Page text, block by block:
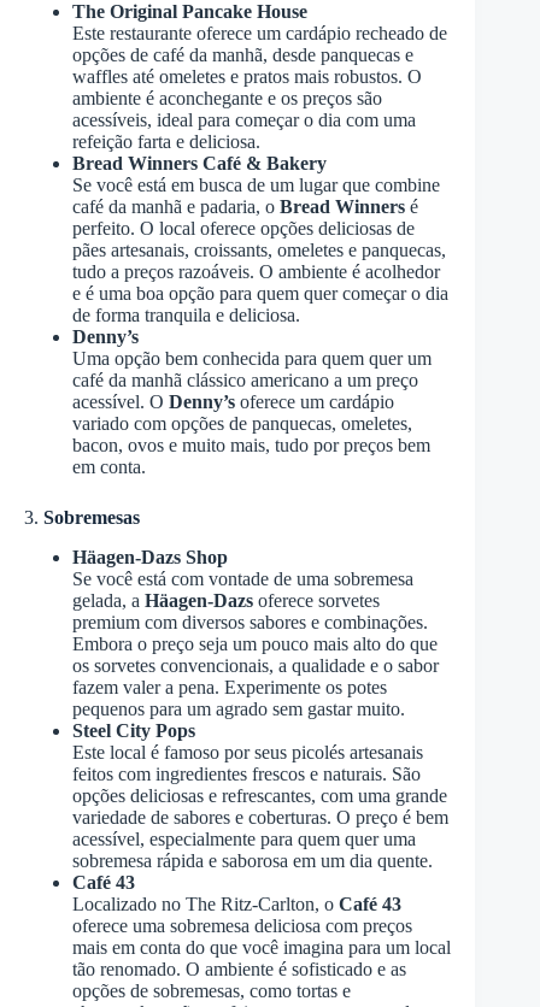
The Original Pancake House
Este restaurante oferece um cardápio recheado de
opções de café da manhã, desde panquecas e
waffles até omeletes e pratos mais robustos. O
ambiente é aconchegante e os preços são
acessíveis, ideal para começar o dia com uma
refeição farta e deliciosa.
Bread Winners Café & Bakery
Se você está em busca de um lugar que combine
café da manhã e padaria, o Bread Winners é
perfeito. O local oferece opções deliciosas de
pães artesanais, croissants, omeletes e panquecas,
tudo a preços razoáveis. O ambiente é acolhedor
e é uma boa opção para quem quer começar o dia
de forma tranquila e deliciosa.
Denny’s
Uma opção bem conhecida para quem quer um
café da manhã clássico americano a um preço
acessível. O Denny’s oferece um cardápio
variado com opções de panquecas, omeletes,
bacon, ovos e muito mais, tudo por preços bem
em conta.
3. Sobremesas
Häagen-Dazs Shop
Se você está com vontade de uma sobremesa
gelada, a Häagen-Dazs oferece sorvetes
premium com diversos sabores e combinações.
Embora o preço seja um pouco mais alto do que
os sorvetes convencionais, a qualidade e o sabor
fazem valer a pena. Experimente os potes
pequenos para um agrado sem gastar muito.
Steel City Pops
Este local é famoso por seus picolés artesanais
feitos com ingredientes frescos e naturais. São
opções deliciosas e refrescantes, com uma grande
variedade de sabores e coberturas. O preço é bem
acessível, especialmente para quem quer uma
sobremesa rápida e saborosa em um dia quente.
Café 43
Localizado no The Ritz-Carlton, o Café 43
oferece uma sobremesa deliciosa com preços
mais em conta do que você imagina para um local
tão renomado. O ambiente é sofisticado e as
opções de sobremesas, como tortas e